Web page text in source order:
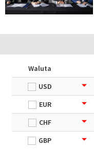
Waluta
USD
EUR
CHF
GBP